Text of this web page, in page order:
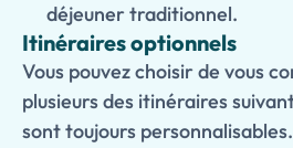
déjeuner traditionnel.
Itinéraires optionnels
Vous pouvez choisir de vous
plusieurs des itinéraires
sont toujours personnalisables.